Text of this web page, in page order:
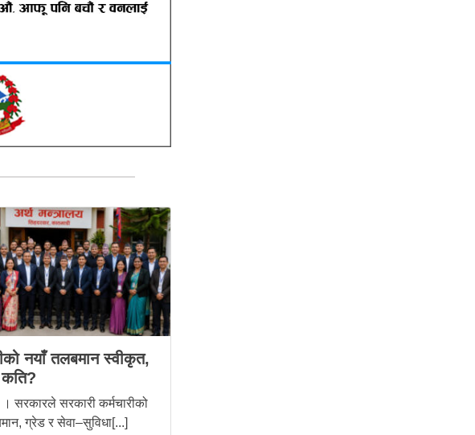
नयाँ तलबमान स्वीकृत,
। सरकारले सरकारी कर्मचारीको
ग्रेड र सेवा–सुविधा[...]